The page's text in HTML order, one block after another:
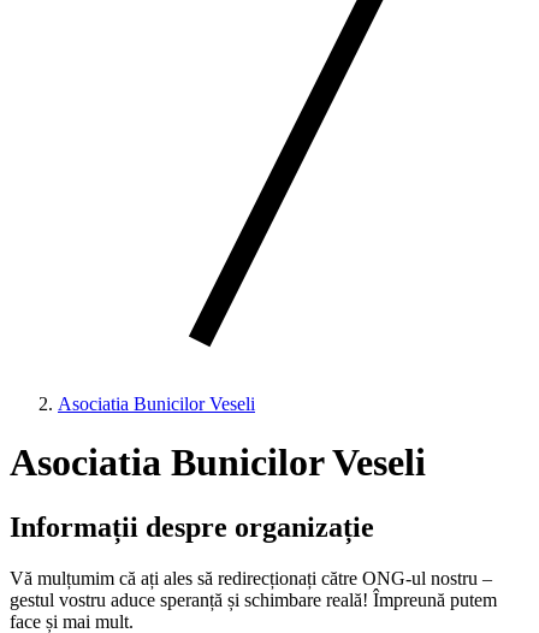
Asociatia Bunicilor Veseli
Asociatia Bunicilor Veseli
Informații despre organizație
Vă mulțumim că ați ales să redirecționați către ONG-ul nostru –
gestul vostru aduce speranță și schimbare reală! Împreună putem
face și mai mult.